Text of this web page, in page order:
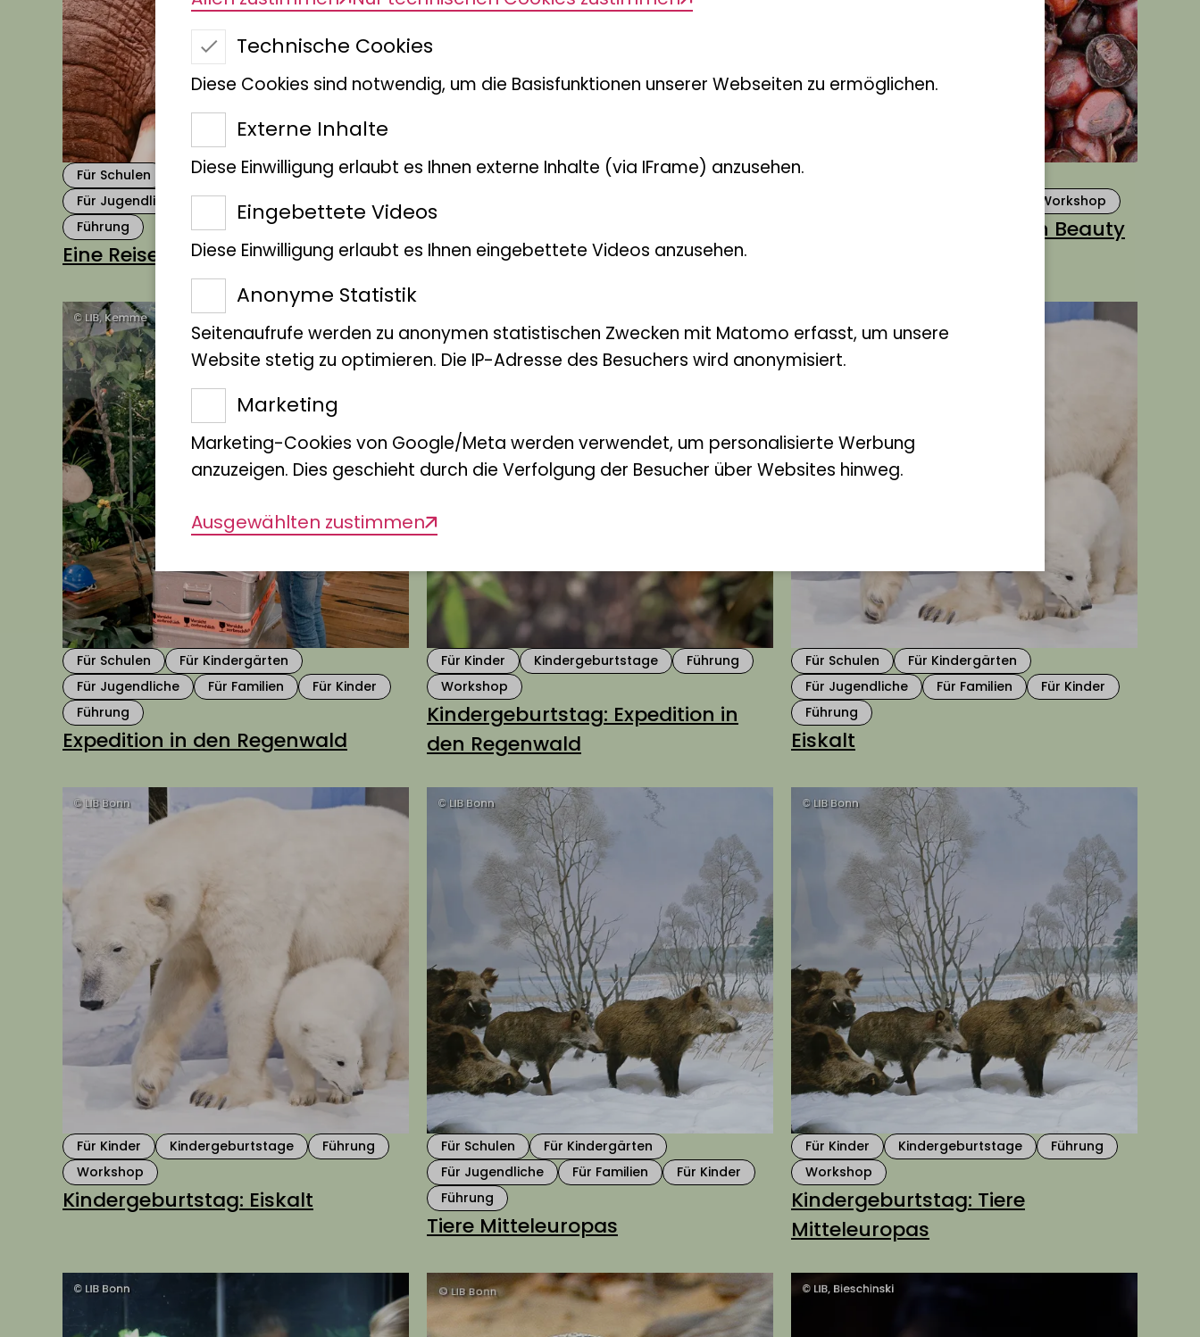
Für Schulen
Für Kindergärten
Für Jugendliche
Für Familien
Für Kinder
Führung
Eine Reise nach Afrika
Für Kinder Kindergeburtstage
Führung
Afrika
Workshop
Kindergeburtstag: African Beauty
Für Schulen
Für Kindergärten
Für Jugendliche
Für Familien
Für Kinder
Führung
Expedition in den Regenwald
Für Kinder Kindergeburtstage
Führung
Workshop
Kindergeburtstag: Expedition in
den Regenwald
Für Schulen
Für Kindergärten
Für Jugendliche
Für Familien
Für Kinder
Führung
Eiskalt
Für Kinder Kindergeburtstage
Führung
Workshop
Kindergeburtstag: Eiskalt
Für Schulen
Für Kindergärten
Für Jugendliche
Für Familien
Für Kinder
Führung
Tiere Mitteleuropas
Für Kinder Kindergeburtstage
Führung
Workshop
Kindergeburtstag: Tiere
Mitteleuropas
Technische Cookies
Diese Cookies sind notwendig, um die Basisfunktionen unserer Webseiten zu ermöglichen.
Externe Inhalte
Diese Einwilligung erlaubt es Ihnen externe Inhalte (via IFrame) anzusehen.
Eingebettete Videos
Diese Einwilligung erlaubt es Ihnen eingebettete Videos anzusehen.
Anonyme Statistik
Seitenaufrufe werden zu anonymen statistischen Zwecken mit Matomo erfasst, um unsere
Website stetig zu optimieren. Die IP-Adresse des Besuchers wird anonymisiert.
Marketing
Marketing-Cookies von Google/Meta werden verwendet, um personalisierte Werbung
anzuzeigen. Dies geschieht durch die Verfolgung der Besucher über Websites hinweg.
Ausgewählten zustimmen